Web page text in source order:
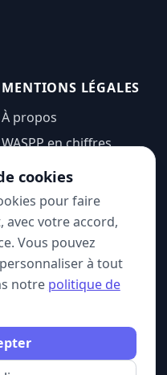
MENTIONS LÉGALES
À propos
WASPP en chiffres
Mentions légales
Politique de
confidentialité
CGU
cookies
pour faire
votre accord,
Vous pouvez
à tout
notre politique de